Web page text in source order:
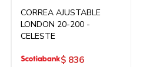
CORREA AJUSTABLE
LONDON 20-200 -
CELESTE
$ 836